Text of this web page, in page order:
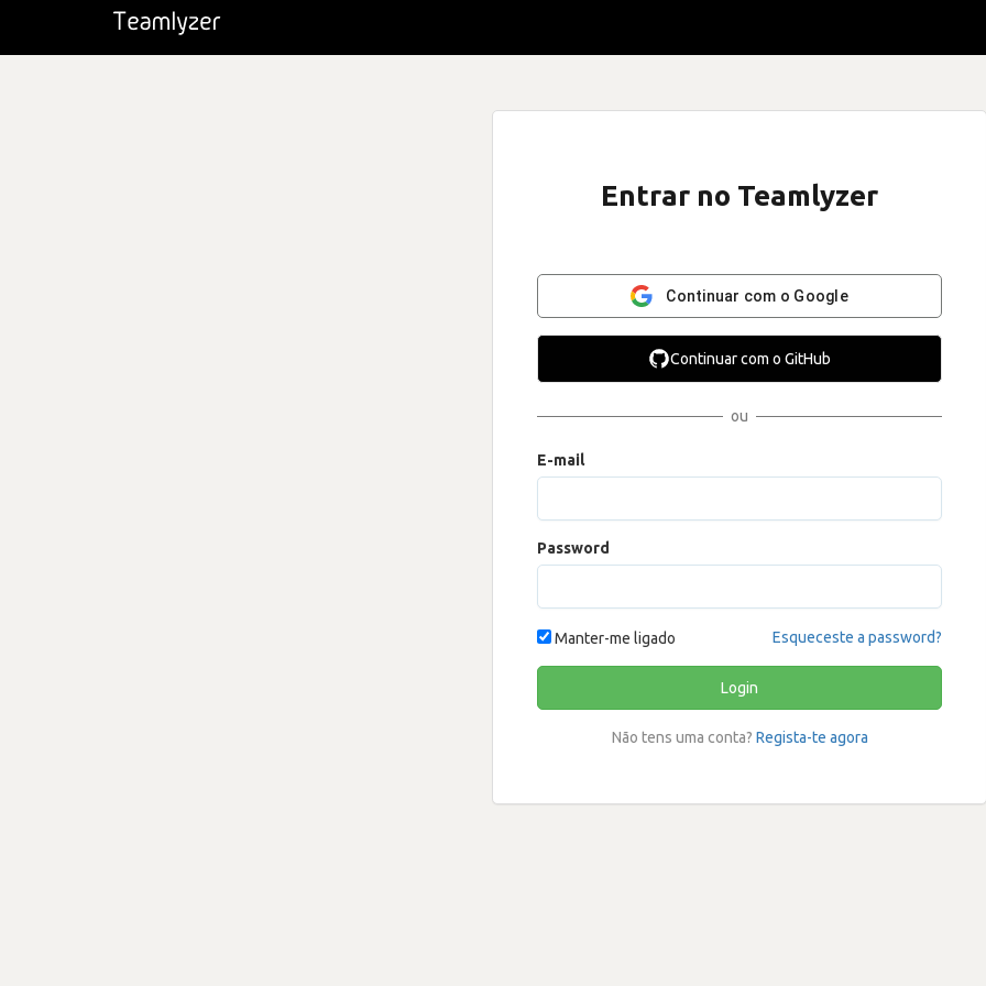
Entrar no Teamlyzer
Continuar com o Google
Continuar com o GitHub
ou
E-mail
Password
Manter-me ligado Esqueceste a password?
Login
Não tens uma conta? Regista-te agora